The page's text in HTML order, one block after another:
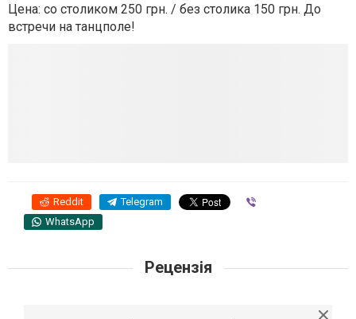
Цена: со столиком 250 грн. / без столика 150 грн. До
встречи на танцполе!
Reddit Telegram
WhatsApp
Рецензія